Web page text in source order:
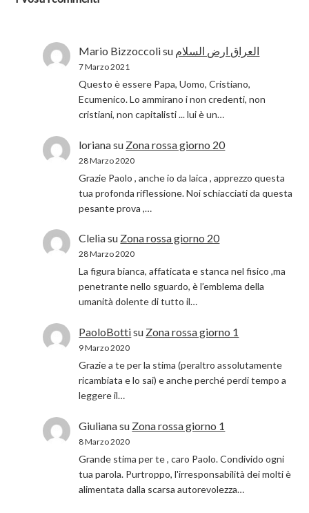
Mario Bizzoccolisu العراق ارض السلام
7 Marzo 2021
Questo è essere Papa, Uomo, Cristiano,
Ecumenico. Lo ammirano i non credenti, non
cristiani, non capitalisti ... lui è un…
lorianasu Zona rossa giorno 20
28 Marzo 2020
Grazie Paolo , anche io da laica , apprezzo questa
tua profonda riflessione. Noi schiacciati da questa
pesante prova ,…
Cleliasu Zona rossa giorno 20
28 Marzo 2020
La figura bianca, affaticata e stanca nel fisico ,ma
penetrante nello sguardo, è l’emblema della
umanità dolente di tutto il…
PaoloBottisu Zona rossa giorno 1
9 Marzo 2020
Grazie a te per la stima (peraltro assolutamente
ricambiata e lo sai) e anche perché perdi tempo a
leggere il…
Giulianasu Zona rossa giorno 1
8 Marzo 2020
Grande stima per te , caro Paolo. Condivido ogni
tua parola. Purtroppo, l'irresponsabilità dei molti è
alimentata dalla scarsa autorevolezza…